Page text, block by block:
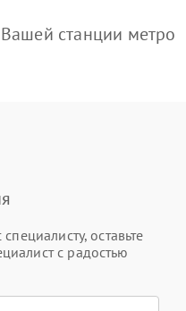
станции метро
оставьте
с радостью